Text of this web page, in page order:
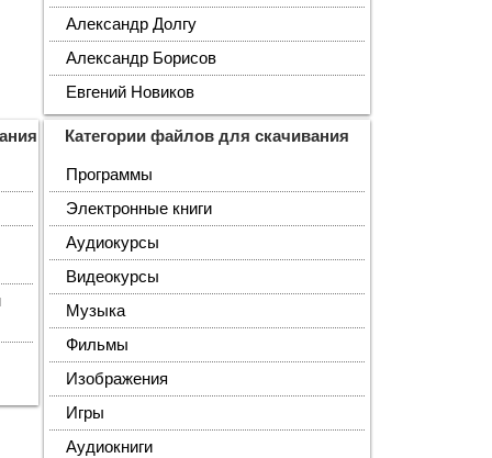
Александр Долгу
Александр Борисов
Евгений Новиков
Категории файлов для скачивания
Программы
Электронные книги
Аудиокурсы
Видеокурсы
Музыка
Фильмы
Изображения
Игры
Аудиокниги